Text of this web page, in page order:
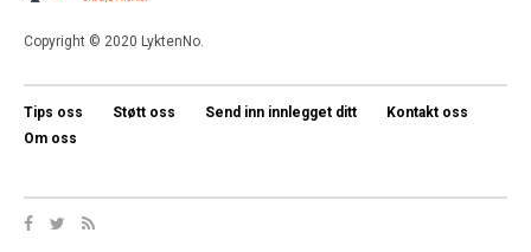
Copyright © 2020 LyktenNo.
Tips oss Støtt oss Send inn innlegget ditt
Kontakt oss
Om oss